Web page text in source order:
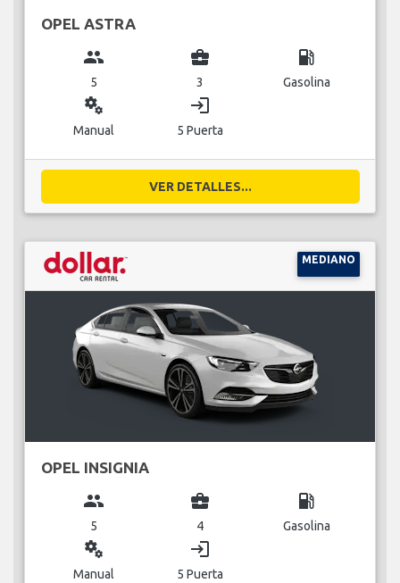
OPEL ASTRA
group
5
business_center
3
local_gas_station
Gasolina
miscellaneous_services
Manual
login
5 Puerta
VER DETALLES...
MEDIANO
OPEL INSIGNIA
group
5
business_center
4
local_gas_station
Gasolina
miscellaneous_services
Manual
login
5 Puerta